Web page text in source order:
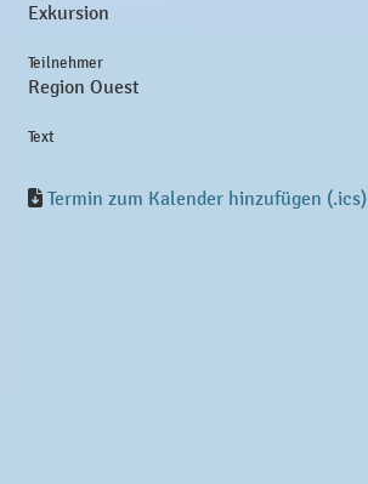
Exkursion
Teilnehmer
Region Ouest
Text
Termin zum Kalender hinzufügen (.ics)